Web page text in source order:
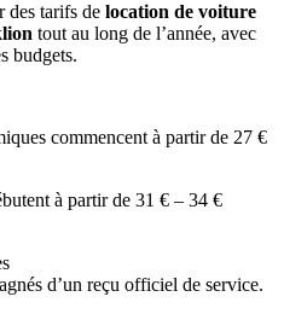
des tarifs de location de voiture
tout au long de l’année, avec
budgets.
commencent à partir de 27 €
à partir de 31 € – 34 €
d’un reçu officiel de service.